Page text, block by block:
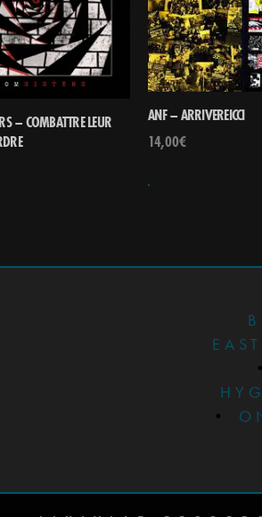
– COMBATTRE LEUR
ANF – ARRIVEREICCI
14,00€
•